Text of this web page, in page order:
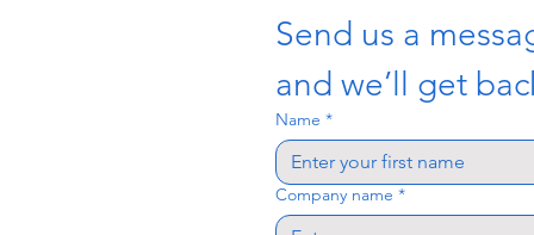
Send us a
and we’ll get
Name *
Company name *